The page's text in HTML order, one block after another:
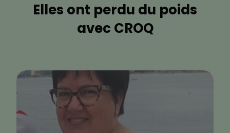
Elles ont perdu du poids
avec CROQ